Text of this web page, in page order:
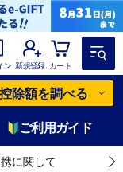
ン 新規登録 カート
控除額を調べる
ご利用ガイド
に関して